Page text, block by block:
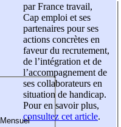
par France travail,
Cap emploi et ses
partenaires pour ses
actions concrètes en
faveur du recrutement,
de l’intégration et de
l’accompagnement de
ses collaborateurs en
situation de handicap.
Pour en savoir plus,
consultez cet article.